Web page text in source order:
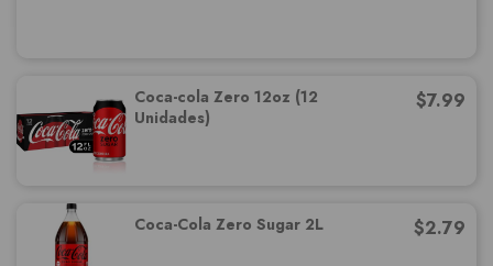
Coca-cola Zero 12oz (12
Unidades)
$7.99
Coca-Cola Zero Sugar 2L $2.79